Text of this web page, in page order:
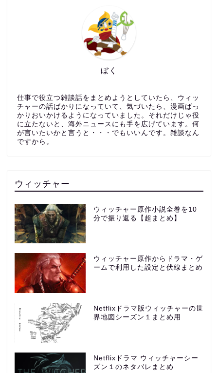
ぼく
仕事で役立つ雑談話をまとめようとしていたら、ウィッ
チャーの話ばかりになっていて、気づいたら、漫画ばっ
かりおいかけるようになっていました。それだけじゃ役
に立たないと、海外ニュースにも手を広げています。何
が言いたいかと言うと・・・でもいいんです。雑談なん
ですから。
ウィッチャー
ウィッチャー原作小説全巻を10
分で振り返る【超まとめ】
ウィッチャー原作からドラマ・ゲ
ームで利用した設定と伏線まとめ
Netflixドラマ版ウィッチャーの世
界地図シーズン１まとめ用
Netflixドラマ ウィッチャーシー
ズン１のネタバレまとめ